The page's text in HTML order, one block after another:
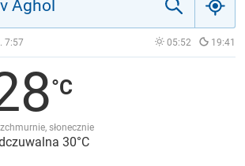
7:57 05:52 19:41
słonecznie
30°C